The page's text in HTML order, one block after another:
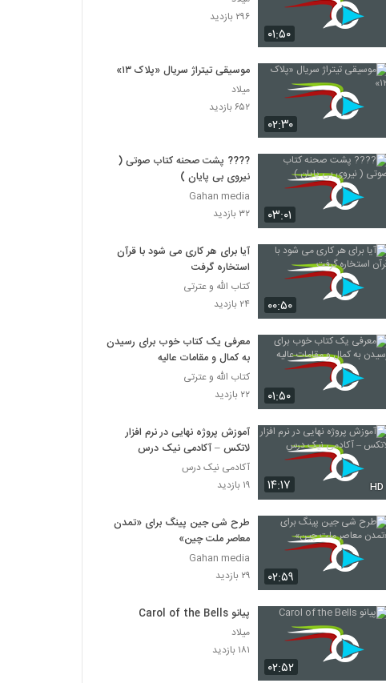
۰۱:۵۰
۲۹۶ بازدید
۰۲:۳۰
موسیقی تیتراژ سریال «پلاک ۱۳»
میلاد
۶۵۲ بازدید
۰۳:۰۱
???? پشت صحنه کتاب صوتی (
نیروی بی پایان )
Gahan media
۳۲ بازدید
۰۰:۵۰
آیا برای هر کاری می شود با قرآن
استخاره گرفت
کتاب الله و عترتی
۲۴ بازدید
۰۱:۵۰
معرفی یک کتاب خوب برای رسیدن
به کمال و مقامات عالیه
کتاب الله و عترتی
۲۲ بازدید
۱۴:۱۷ HD
آموزش پروژه نهایی در نرم افزار
لاتکس – آکادمی نیک درس
آکادمی نیک درس
۱۹ بازدید
۰۲:۵۹
طرح شی جین پینگ برای «تمدن
معاصر ملت چین»
Gahan media
۲۹ بازدید
۰۲:۵۲
پیانو Carol of the Bells
میلاد
۱۸۱ بازدید